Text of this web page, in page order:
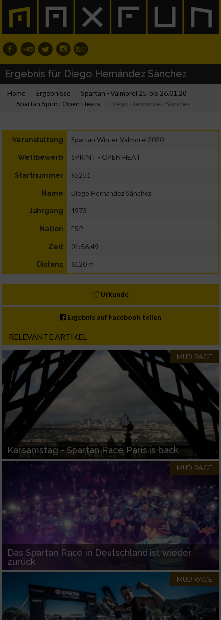
Ergebnis für Diego Hernández Sánchez
Home Ergebnisse
Spartan - Valmorel 25. bis 26.01.20
Spartan Sprint Open Heats
Diego Hernández Sánchez
Veranstaltung Spartan Winter Valmorel 2020
Wettbewerb SPRINT - OPEN HEAT
Startnummer 95251
Name Diego Hernández Sánchez
Jahrgang 1973
Nation ESP
Zeit 01:56:49
Distanz 6120 m
Urkunde
Ergebnis auf Facebook teilen
RELEVANTE ARTIKEL
MUD RACE
Karsamstag - Spartan Race Paris is back
MUD RACE
Das Spartan Race in Deutschland ist wieder
zurück
MUD RACE